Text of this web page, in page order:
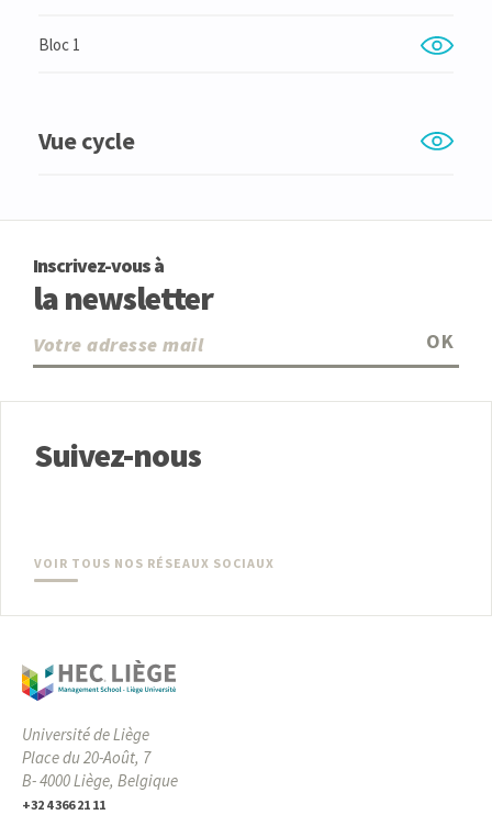
Bloc 1
Vue cycle
Inscrivez-vous à
la newsletter
OK
Suivez-nous
VOIR TOUS NOS RÉSEAUX SOCIAUX
Université de Liège
Place du 20-Août, 7
B- 4000 Liège, Belgique
+32 4 366 21 11